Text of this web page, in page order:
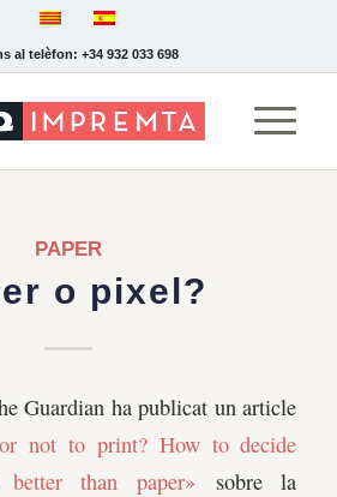
al telèfon: +34 932 033 698
PAPER
o pixel?
Guardian ha publicat un article
not to print? How to decide
than paper» sobre la